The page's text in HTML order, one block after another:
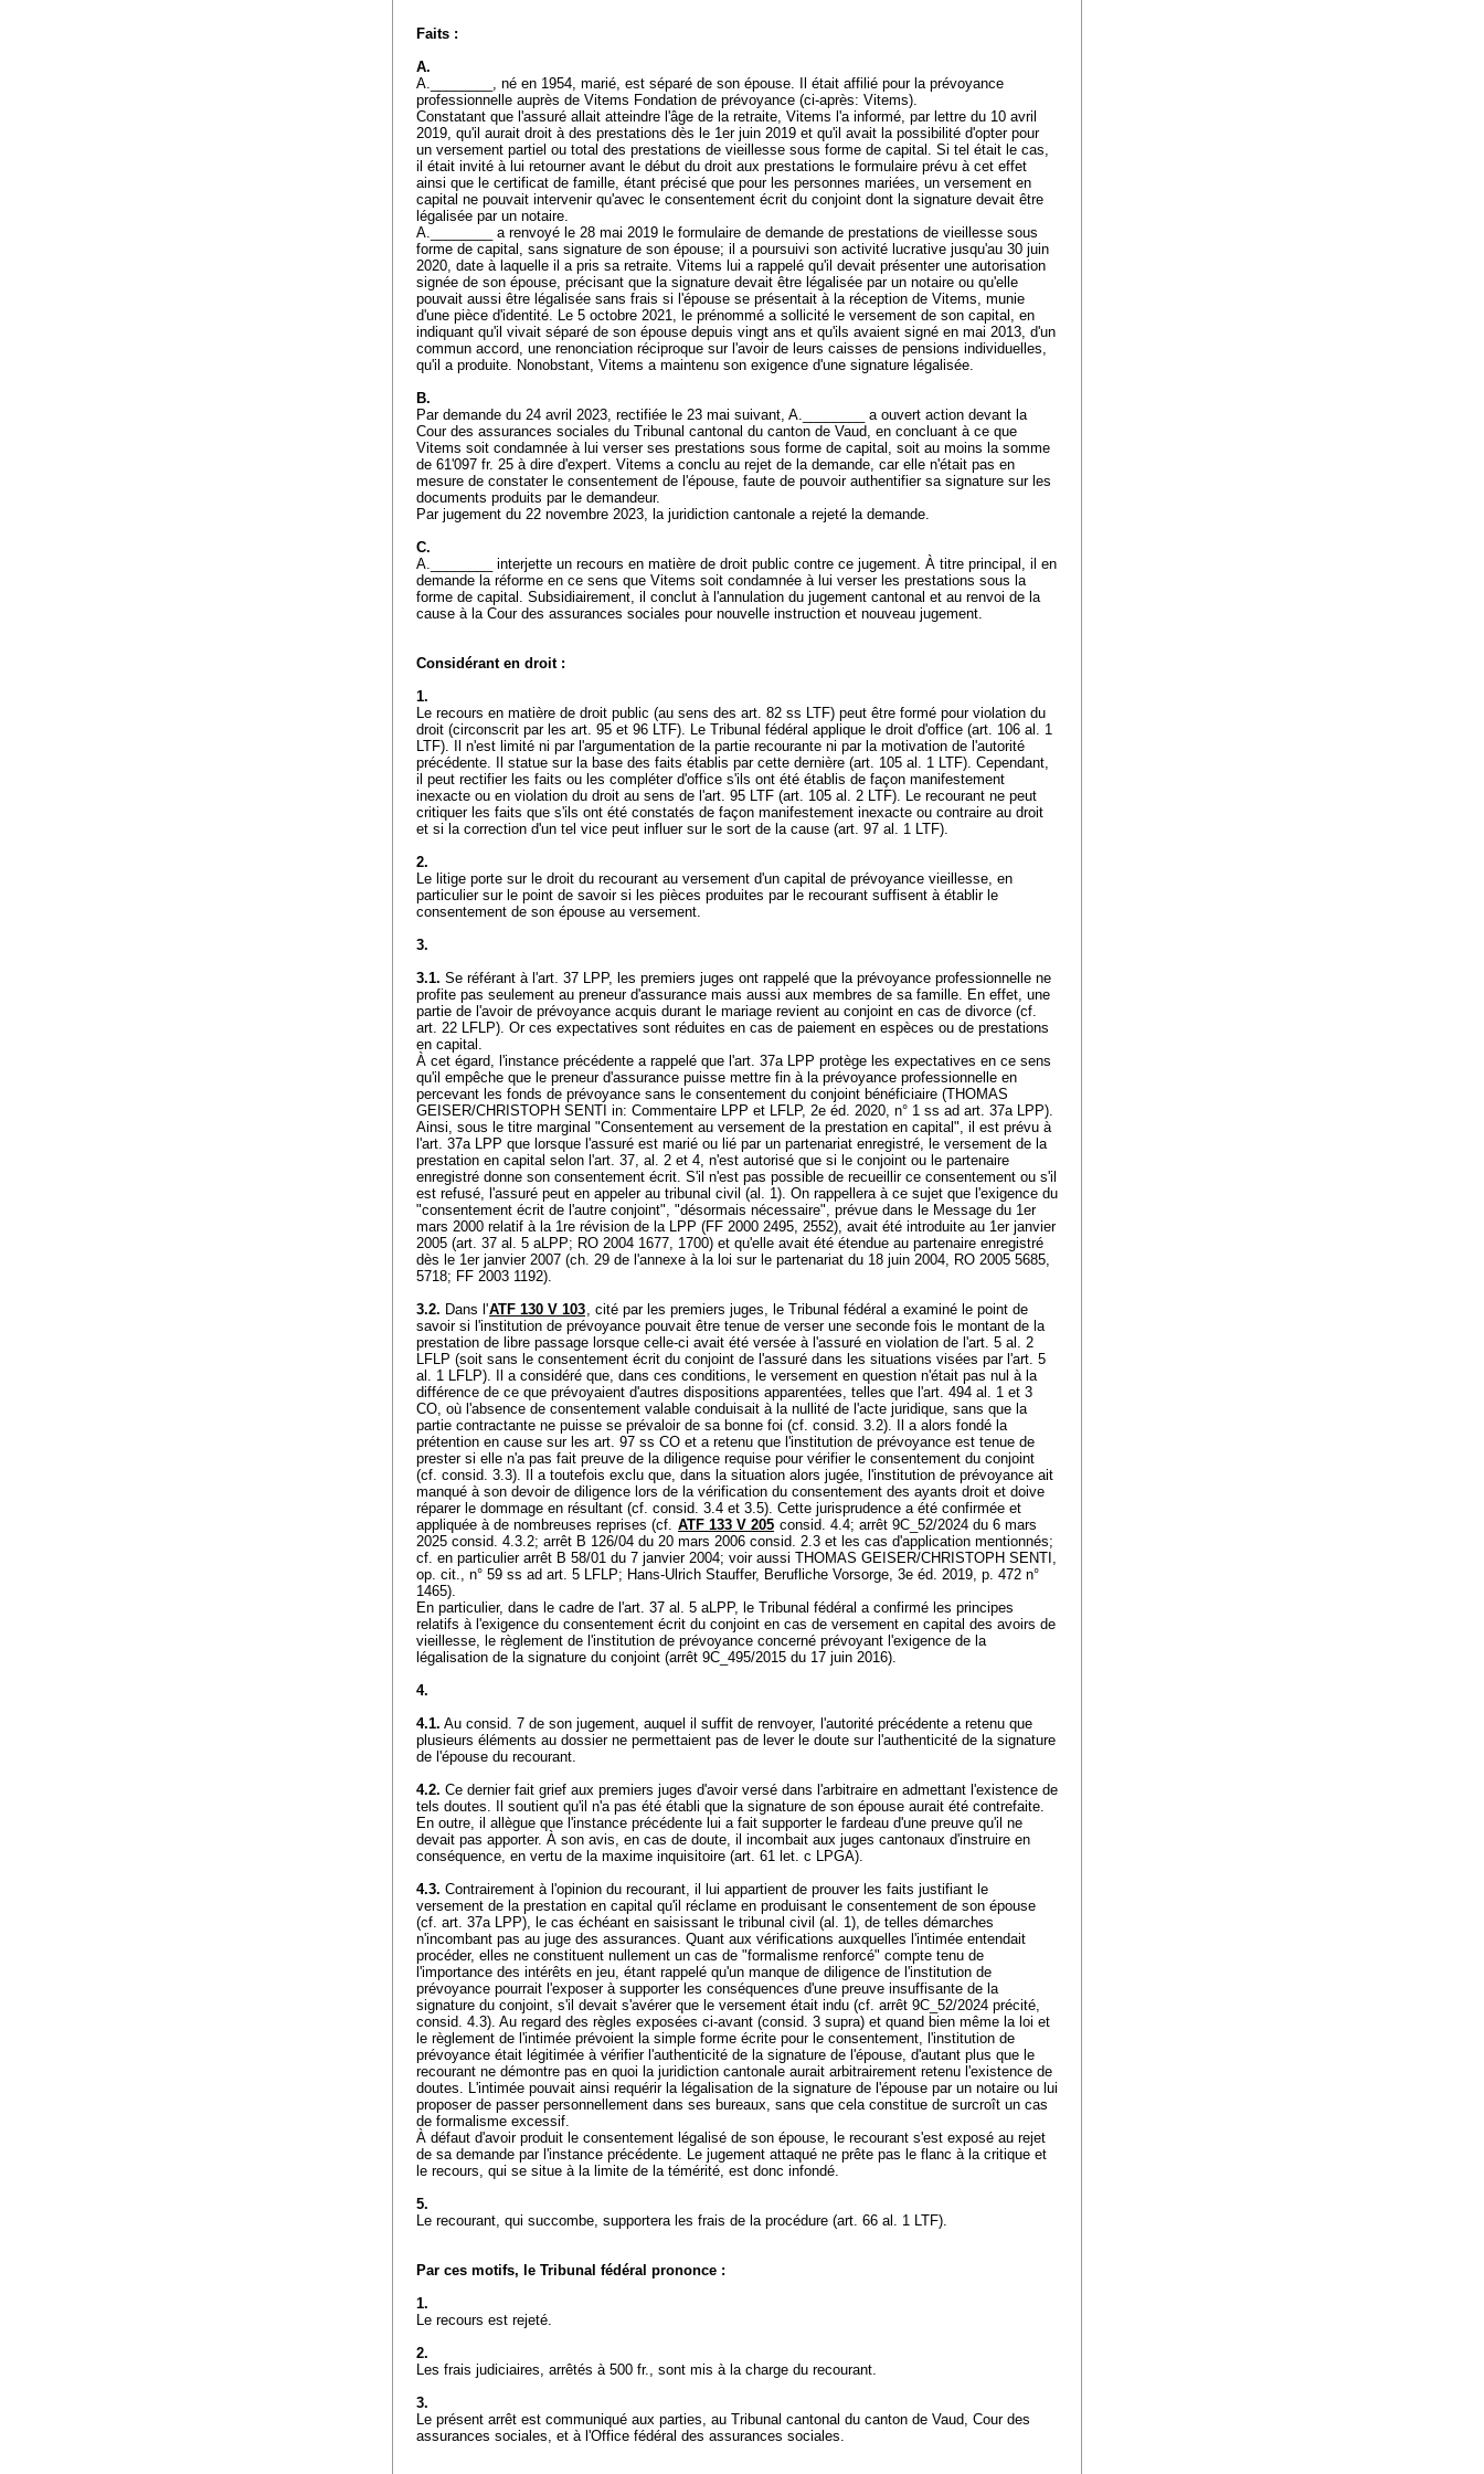
Faits :
A.
A.________, né en 1954, marié, est séparé de son épouse. Il était affilié pour la prévoyance
professionnelle auprès de Vitems Fondation de prévoyance (ci-après: Vitems).
Constatant que l'assuré allait atteindre l'âge de la retraite, Vitems l'a informé, par lettre du 10 avril
2019, qu'il aurait droit à des prestations dès le 1er juin 2019 et qu'il avait la possibilité d'opter pour
un versement partiel ou total des prestations de vieillesse sous forme de capital. Si tel était le cas,
il était invité à lui retourner avant le début du droit aux prestations le formulaire prévu à cet effet
ainsi que le certificat de famille, étant précisé que pour les personnes mariées, un versement en
capital ne pouvait intervenir qu'avec le consentement écrit du conjoint dont la signature devait être
légalisée par un notaire.
A.________ a renvoyé le 28 mai 2019 le formulaire de demande de prestations de vieillesse sous
forme de capital, sans signature de son épouse; il a poursuivi son activité lucrative jusqu'au 30 juin
2020, date à laquelle il a pris sa retraite. Vitems lui a rappelé qu'il devait présenter une autorisation
signée de son épouse, précisant que la signature devait être légalisée par un notaire ou qu'elle
pouvait aussi être légalisée sans frais si l'épouse se présentait à la réception de Vitems, munie
d'une pièce d'identité. Le 5 octobre 2021, le prénommé a sollicité le versement de son capital, en
indiquant qu'il vivait séparé de son épouse depuis vingt ans et qu'ils avaient signé en mai 2013, d'un
commun accord, une renonciation réciproque sur l'avoir de leurs caisses de pensions individuelles,
qu'il a produite. Nonobstant, Vitems a maintenu son exigence d'une signature légalisée.
B.
Par demande du 24 avril 2023, rectifiée le 23 mai suivant, A.________ a ouvert action devant la
Cour des assurances sociales du Tribunal cantonal du canton de Vaud, en concluant à ce que
Vitems soit condamnée à lui verser ses prestations sous forme de capital, soit au moins la somme
de 61'097 fr. 25 à dire d'expert. Vitems a conclu au rejet de la demande, car elle n'était pas en
mesure de constater le consentement de l'épouse, faute de pouvoir authentifier sa signature sur les
documents produits par le demandeur.
Par jugement du 22 novembre 2023, la juridiction cantonale a rejeté la demande.
C.
A.________ interjette un recours en matière de droit public contre ce jugement. À titre principal, il en
demande la réforme en ce sens que Vitems soit condamnée à lui verser les prestations sous la
forme de capital. Subsidiairement, il conclut à l'annulation du jugement cantonal et au renvoi de la
cause à la Cour des assurances sociales pour nouvelle instruction et nouveau jugement.
Considérant en droit :
1.
Le recours en matière de droit public (au sens des art. 82 ss LTF) peut être formé pour violation du
droit (circonscrit par les art. 95 et 96 LTF). Le Tribunal fédéral applique le droit d'office (art. 106 al. 1
LTF). Il n'est limité ni par l'argumentation de la partie recourante ni par la motivation de l'autorité
précédente. Il statue sur la base des faits établis par cette dernière (art. 105 al. 1 LTF). Cependant,
il peut rectifier les faits ou les compléter d'office s'ils ont été établis de façon manifestement
inexacte ou en violation du droit au sens de l'art. 95 LTF (art. 105 al. 2 LTF). Le recourant ne peut
critiquer les faits que s'ils ont été constatés de façon manifestement inexacte ou contraire au droit
et si la correction d'un tel vice peut influer sur le sort de la cause (art. 97 al. 1 LTF).
2.
Le litige porte sur le droit du recourant au versement d'un capital de prévoyance vieillesse, en
particulier sur le point de savoir si les pièces produites par le recourant suffisent à établir le
consentement de son épouse au versement.
3.
3.1. Se référant à l'art. 37 LPP, les premiers juges ont rappelé que la prévoyance professionnelle ne
profite pas seulement au preneur d'assurance mais aussi aux membres de sa famille. En effet, une
partie de l'avoir de prévoyance acquis durant le mariage revient au conjoint en cas de divorce (cf.
art. 22 LFLP). Or ces expectatives sont réduites en cas de paiement en espèces ou de prestations
en capital.
À cet égard, l'instance précédente a rappelé que l'art. 37a LPP protège les expectatives en ce sens
qu'il empêche que le preneur d'assurance puisse mettre fin à la prévoyance professionnelle en
percevant les fonds de prévoyance sans le consentement du conjoint bénéficiaire (THOMAS
GEISER/CHRISTOPH SENTI in: Commentaire LPP et LFLP, 2e éd. 2020, n° 1 ss ad art. 37a LPP).
Ainsi, sous le titre marginal "Consentement au versement de la prestation en capital", il est prévu à
l'art. 37a LPP que lorsque l'assuré est marié ou lié par un partenariat enregistré, le versement de la
prestation en capital selon l'art. 37, al. 2 et 4, n'est autorisé que si le conjoint ou le partenaire
enregistré donne son consentement écrit. S'il n'est pas possible de recueillir ce consentement ou s'il
est refusé, l'assuré peut en appeler au tribunal civil (al. 1). On rappellera à ce sujet que l'exigence du
"consentement écrit de l'autre conjoint", "désormais nécessaire", prévue dans le Message du 1er
mars 2000 relatif à la 1re révision de la LPP (FF 2000 2495, 2552), avait été introduite au 1er janvier
2005 (art. 37 al. 5 aLPP; RO 2004 1677, 1700) et qu'elle avait été étendue au partenaire enregistré
dès le 1er janvier 2007 (ch. 29 de l'annexe à la loi sur le partenariat du 18 juin 2004, RO 2005 5685,
5718; FF 2003 1192).
3.2. Dans l'ATF 130 V 103, cité par les premiers juges, le Tribunal fédéral a examiné le point de
savoir si l'institution de prévoyance pouvait être tenue de verser une seconde fois le montant de la
prestation de libre passage lorsque celle-ci avait été versée à l'assuré en violation de l'art. 5 al. 2
LFLP (soit sans le consentement écrit du conjoint de l'assuré dans les situations visées par l'art. 5
al. 1 LFLP). Il a considéré que, dans ces conditions, le versement en question n'était pas nul à la
différence de ce que prévoyaient d'autres dispositions apparentées, telles que l'art. 494 al. 1 et 3
CO, où l'absence de consentement valable conduisait à la nullité de l'acte juridique, sans que la
partie contractante ne puisse se prévaloir de sa bonne foi (cf. consid. 3.2). Il a alors fondé la
prétention en cause sur les art. 97 ss CO et a retenu que l'institution de prévoyance est tenue de
prester si elle n'a pas fait preuve de la diligence requise pour vérifier le consentement du conjoint
(cf. consid. 3.3). Il a toutefois exclu que, dans la situation alors jugée, l'institution de prévoyance ait
manqué à son devoir de diligence lors de la vérification du consentement des ayants droit et doive
réparer le dommage en résultant (cf. consid. 3.4 et 3.5). Cette jurisprudence a été confirmée et
appliquée à de nombreuses reprises (cf. ATF 133 V 205 consid. 4.4; arrêt 9C_52/2024 du 6 mars
2025 consid. 4.3.2; arrêt B 126/04 du 20 mars 2006 consid. 2.3 et les cas d'application mentionnés;
cf. en particulier arrêt B 58/01 du 7 janvier 2004; voir aussi THOMAS GEISER/CHRISTOPH SENTI,
op. cit., n° 59 ss ad art. 5 LFLP; Hans-Ulrich Stauffer, Berufliche Vorsorge, 3e éd. 2019, p. 472 n°
1465).
En particulier, dans le cadre de l'art. 37 al. 5 aLPP, le Tribunal fédéral a confirmé les principes
relatifs à l'exigence du consentement écrit du conjoint en cas de versement en capital des avoirs de
vieillesse, le règlement de l'institution de prévoyance concerné prévoyant l'exigence de la
légalisation de la signature du conjoint (arrêt 9C_495/2015 du 17 juin 2016).
4.
4.1. Au consid. 7 de son jugement, auquel il suffit de renvoyer, l'autorité précédente a retenu que
plusieurs éléments au dossier ne permettaient pas de lever le doute sur l'authenticité de la signature
de l'épouse du recourant.
4.2. Ce dernier fait grief aux premiers juges d'avoir versé dans l'arbitraire en admettant l'existence de
tels doutes. Il soutient qu'il n'a pas été établi que la signature de son épouse aurait été contrefaite.
En outre, il allègue que l'instance précédente lui a fait supporter le fardeau d'une preuve qu'il ne
devait pas apporter. À son avis, en cas de doute, il incombait aux juges cantonaux d'instruire en
conséquence, en vertu de la maxime inquisitoire (art. 61 let. c LPGA).
4.3. Contrairement à l'opinion du recourant, il lui appartient de prouver les faits justifiant le
versement de la prestation en capital qu'il réclame en produisant le consentement de son épouse
(cf. art. 37a LPP), le cas échéant en saisissant le tribunal civil (al. 1), de telles démarches
n'incombant pas au juge des assurances. Quant aux vérifications auxquelles l'intimée entendait
procéder, elles ne constituent nullement un cas de "formalisme renforcé" compte tenu de
l'importance des intérêts en jeu, étant rappelé qu'un manque de diligence de l'institution de
prévoyance pourrait l'exposer à supporter les conséquences d'une preuve insuffisante de la
signature du conjoint, s'il devait s'avérer que le versement était indu (cf. arrêt 9C_52/2024 précité,
consid. 4.3). Au regard des règles exposées ci-avant (consid. 3 supra) et quand bien même la loi et
le règlement de l'intimée prévoient la simple forme écrite pour le consentement, l'institution de
prévoyance était légitimée à vérifier l'authenticité de la signature de l'épouse, d'autant plus que le
recourant ne démontre pas en quoi la juridiction cantonale aurait arbitrairement retenu l'existence de
doutes. L'intimée pouvait ainsi requérir la légalisation de la signature de l'épouse par un notaire ou lui
proposer de passer personnellement dans ses bureaux, sans que cela constitue de surcroît un cas
de formalisme excessif.
À défaut d'avoir produit le consentement légalisé de son épouse, le recourant s'est exposé au rejet
de sa demande par l'instance précédente. Le jugement attaqué ne prête pas le flanc à la critique et
le recours, qui se situe à la limite de la témérité, est donc infondé.
5.
Le recourant, qui succombe, supportera les frais de la procédure (art. 66 al. 1 LTF).
Par ces motifs, le Tribunal fédéral prononce :
1.
Le recours est rejeté.
2.
Les frais judiciaires, arrêtés à 500 fr., sont mis à la charge du recourant.
3.
Le présent arrêt est communiqué aux parties, au Tribunal cantonal du canton de Vaud, Cour des
assurances sociales, et à l'Office fédéral des assurances sociales.